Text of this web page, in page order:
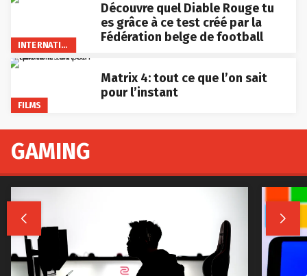
INTERNATIONAL
Découvre quel Diable Rouge tu
es grâce à ce test créé par la
Fédération belge de football
FILMS
Matrix 4: tout ce que l’on sait
pour l’instant
GAMING
 